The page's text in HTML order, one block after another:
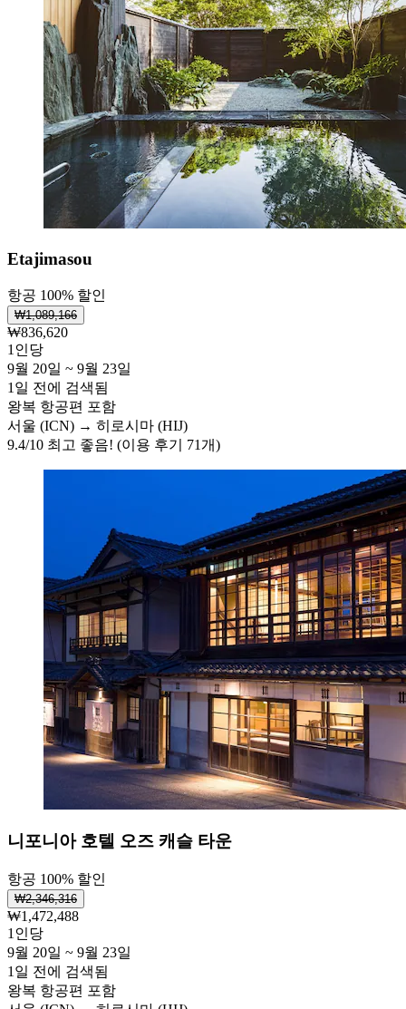
Etajimasou
항공 100% 할인
₩1,089,166
₩836,620
1인당
9월 20일 ~ 9월 23일
1일 전에 검색됨
왕복 항공편 포함
서울 (ICN) → 히로시마 (HIJ)
9.4/10 최고 좋음! (이용 후기 71개)
니포니아 호텔 오즈 캐슬 타운
항공 100% 할인
₩2,346,316
₩1,472,488
1인당
9월 20일 ~ 9월 23일
1일 전에 검색됨
왕복 항공편 포함